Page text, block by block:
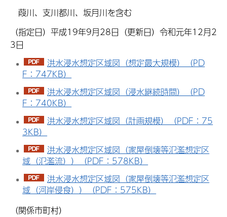
葭川、支川都川、坂月川を含む
（指定日）平成19年9月28日（更新日）令和元年12月2
3日
洪水浸水想定区域図（想定最大規模）（PD
F：747KB）
洪水浸水想定区域図（浸水継続時間）（PD
F：740KB）
洪水浸水想定区域図（計画規模）（PDF：75
3KB）
洪水浸水想定区域図（家屋倒壊等氾濫想定区
域（氾濫流））（PDF：578KB）
洪水浸水想定区域図（家屋倒壊等氾濫想定区
域（河岸侵食））（PDF：575KB）
（関係市町村）